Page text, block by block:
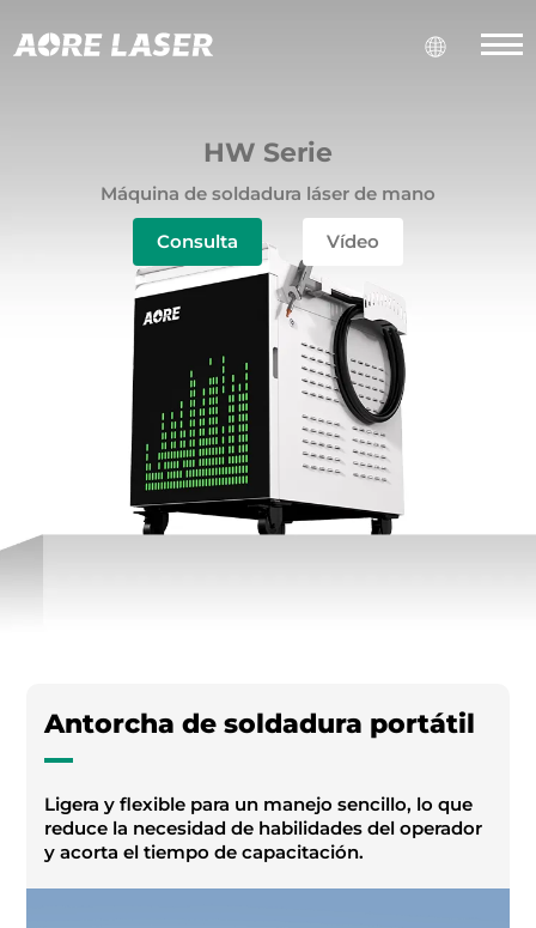
HW Serie
Máquina de soldadura láser de mano
Consulta Vídeo
Antorcha de soldadura portátil
Ligera y flexible para un manejo sencillo, lo que
reduce la necesidad de habilidades del operador
y acorta el tiempo de capacitación.